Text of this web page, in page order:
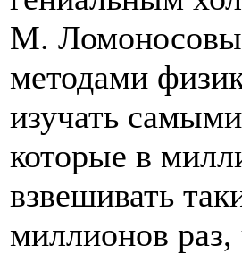
М.
методами
изучать
которые в
взвешивать
миллионов